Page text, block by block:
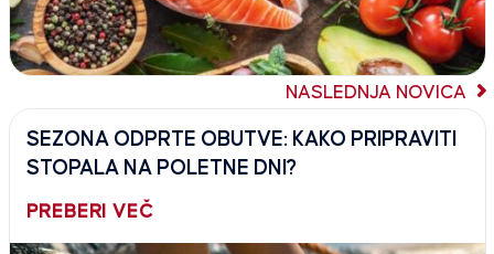
NASLEDNJA NOVICA
SEZONA ODPRTE OBUTVE: KAKO PRIPRAVITI
STOPALA NA POLETNE DNI?
PREBERI VEČ